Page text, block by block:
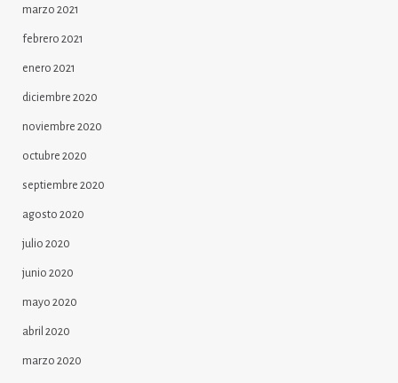
marzo 2021
febrero 2021
enero 2021
diciembre 2020
noviembre 2020
octubre 2020
septiembre 2020
agosto 2020
julio 2020
junio 2020
mayo 2020
abril 2020
marzo 2020